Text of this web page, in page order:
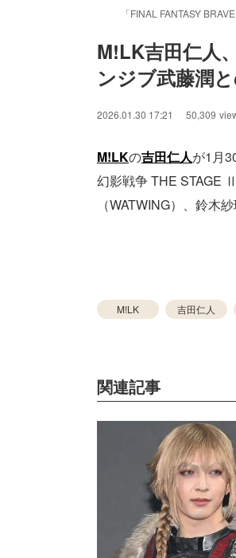
「FINAL FANTASY
M!LK吉田仁人
ンジブ武藤潤
2026.01.30 17:21 50,309
M!LKの吉田仁人が1月
幻影戦争 THE STAGE
（WATWING）、鈴木
M!LK 吉田仁人
関連記事